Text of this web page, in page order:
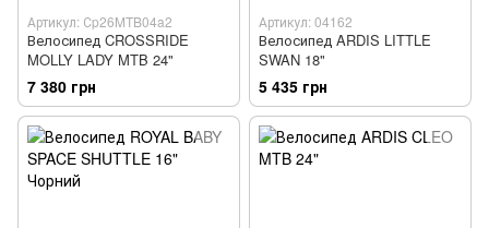
Артикул: Сp26MTB04a2
Велосипед CROSSRIDE
MOLLY LADY MTB 24"
7 380 грн
Артикул: 04162
Велосипед ARDIS LITTLE
SWAN 18"
5 435 грн